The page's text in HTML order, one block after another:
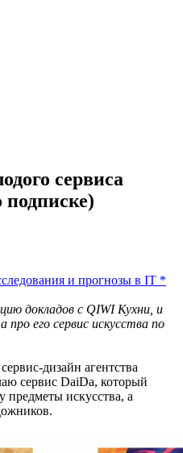
сервиса
подписке)
и прогнозы в IT *
докладов с QIWI Кухни, и
его сервис искусства по
дизайн агентства
сервис DaiDa, который
предметы искусства, а